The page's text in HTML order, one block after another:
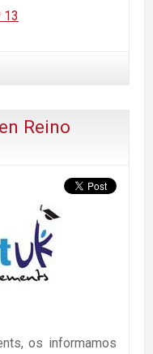
13
Reino
os informamos